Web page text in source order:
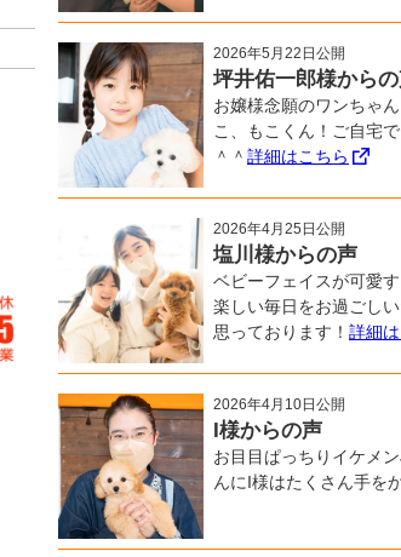
2026年5月22日公開
坪井佑一郎様から
お嬢様念願のワンちゃ
こ、もこくん！ご自宅
＾＾ 詳細はこちら
2026年4月25日公開
塩川様からの声
ベビーフェイスが可愛
楽しい毎日をお過ごし
思っております！ 詳細
2026年4月10日公開
I様からの声
お目目ぱっちりイケメ
んにI様はたくさん手を